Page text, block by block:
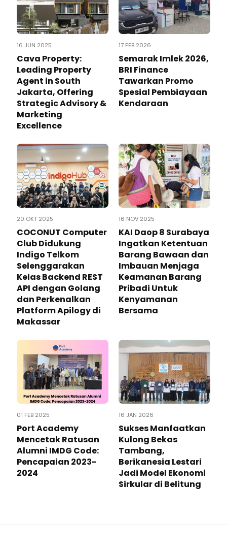
16 JUN 2025
Cava Property:
Leading Property
Agent in South
Jakarta, Offering
Strategic Advisory &
Marketing
Excellence
17 FEB 2026
Semarak Imlek 2026,
BRI Finance
Tawarkan Promo
Spesial Pembiayaan
Kendaraan
20 OKT 2025
COCONUT Computer
Club Didukung
Indigo Telkom
Selenggarakan
Kelas Backend REST
API dengan Golang
dan Perkenalkan
Platform Apilogy di
Makassar
16 NOV 2025
KAI Daop 8 Surabaya
Ingatkan Ketentuan
Barang Bawaan dan
Imbauan Menjaga
Keamanan Barang
Pribadi Untuk
Kenyamanan
Bersama
01 FEB 2025
Port Academy
Mencetak Ratusan
Alumni IMDG Code:
Pencapaian 2023-
2024
16 JAN 2026
Sukses Manfaatkan
Kulong Bekas
Tambang,
Berikanesia Lestari
Jadi Model Ekonomi
Sirkular di Belitung